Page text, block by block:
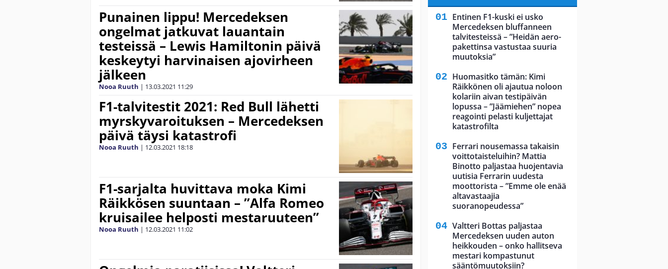
Punainen lippu! Mercedeksen
ongelmat jatkuvat lauantain
testeissä – Lewis Hamiltonin päivä
keskeytyi harvinaisen ajovirheen
jälkeen
Nooa Ruuth | 13.03.2021 11:29
F1-talvitestit 2021: Red Bull lähetti
myrskyvaroituksen – Mercedeksen
päivä täysi katastrofi
Nooa Ruuth | 12.03.2021 18:18
F1-sarjalta huvittava moka Kimi
Räikkösen suuntaan – ”Alfa Romeo
kruisailee helposti mestaruuteen”
Nooa Ruuth | 12.03.2021 11:02
Entinen F1-kuski ei usko
Mercedeksen bluffanneen
talvitesteissä – ”Heidän aero-
pakettinsa vastustaa suuria
muutoksia”
Huomasitko tämän: Kimi
Räikkönen oli ajautua noloon
kolariin aivan testipäivän
lopussa – ”Jäämiehen” nopea
reagointi pelasti kuljettajat
katastrofilta
Ferrari nousemassa takaisin
voittotaisteluihin? Mattia
Binotto paljastaa huojentavia
uutisia Ferrarin uudesta
moottorista – ”Emme ole enää
altavastaajia
suoranopeudessa”
Valtteri Bottas paljastaa
Mercedeksen uuden auton
heikkouden – onko hallitseva
mestari kompastunut
sääntömuutoksiin?